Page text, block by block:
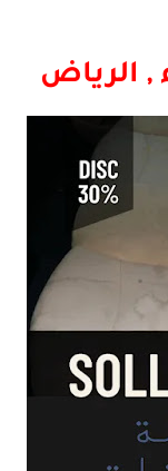
, الرياض